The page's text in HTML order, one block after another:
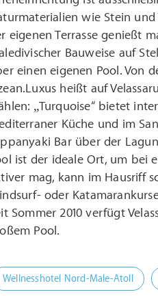
wie Stein
eigenen Terrasse genießt
Bauweise auf
einen eigenen Pool. Von
heißt auf
„Turquoise“ bietet
Küche und im
Bar über der
ist der ideale Ort, um bei
mag, kann im Hausriff
oder
Sommer 2010 verfügt
Pool.
Wellnesshotel Nord-Male-Atoll